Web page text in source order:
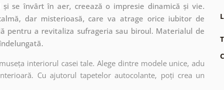
se învârt în aer, creează o impresie dinamică și vie.
dar misterioasă, care va atrage orice iubitor de
pentru a revitaliza sufrageria sau biroul. Materialul de
interiorul casei tale. Alege dintre modele unice, adu
Cu ajutorul tapetelor autocolante, poți crea un